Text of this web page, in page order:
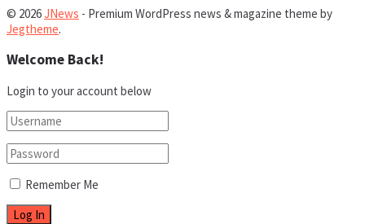
© 2026JNews - Premium WordPress news & magazine theme by
Jegtheme.
Welcome Back!
Login to your account below
Remember Me